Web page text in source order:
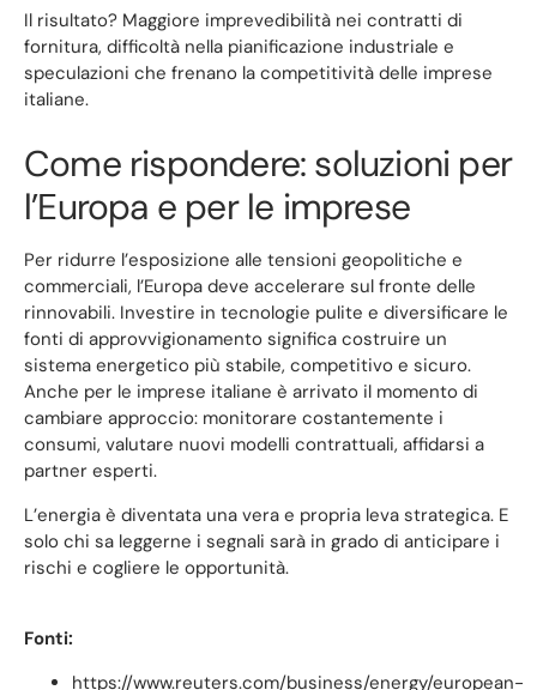
Il risultato? Maggiore imprevedibilità nei contratti di
fornitura, difficoltà nella pianificazione industriale e
speculazioni che frenano la competitività delle imprese
italiane.
Come rispondere: soluzioni per
l’Europa e per le imprese
Per ridurre l’esposizione alle tensioni geopolitiche e
commerciali, l’Europa deve accelerare sul fronte delle
rinnovabili. Investire in tecnologie pulite e diversificare le
fonti di approvvigionamento significa costruire un
sistema energetico più stabile, competitivo e sicuro.
Anche per le imprese italiane è arrivato il momento di
cambiare approccio: monitorare costantemente i
consumi, valutare nuovi modelli contrattuali, affidarsi a
partner esperti.
L’energia è diventata una vera e propria leva strategica. E
solo chi sa leggerne i segnali sarà in grado di anticipare i
rischi e cogliere le opportunità.
Fonti:
https://www.reuters.com/business/energy/european-